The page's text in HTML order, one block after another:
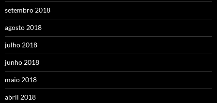
setembro 2018
agosto 2018
julho 2018
junho 2018
maio 2018
abril 2018